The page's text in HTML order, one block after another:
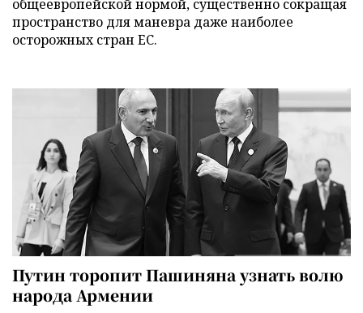
общеевропейской нормой, существенно сокращая
пространство для маневра даже наиболее
осторожных стран ЕС.
Путин торопит Пашиняна узнать волю
народа Армении